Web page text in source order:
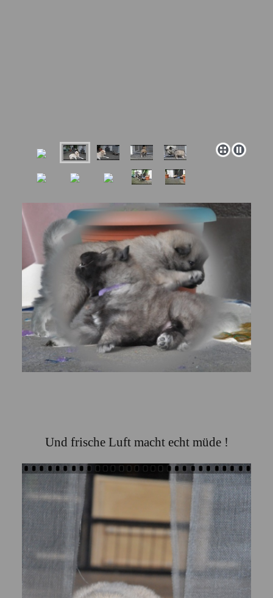
Und frische Luft macht echt müde !